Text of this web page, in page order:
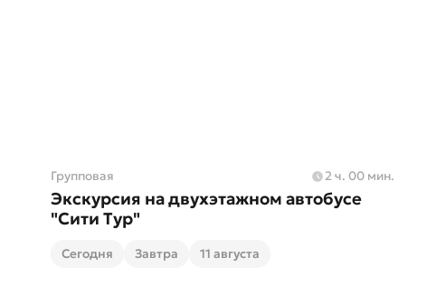
Групповая 2 ч. 00 мин.
Экскурсия на двухэтажном автобусе
"Сити Тур"
Cегодня Завтра 11 августа